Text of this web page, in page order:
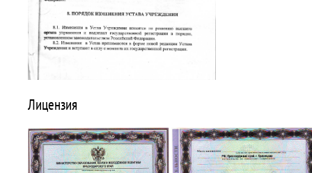
Лицензия